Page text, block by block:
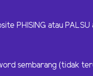
PHISING atau
sembarang (tidak